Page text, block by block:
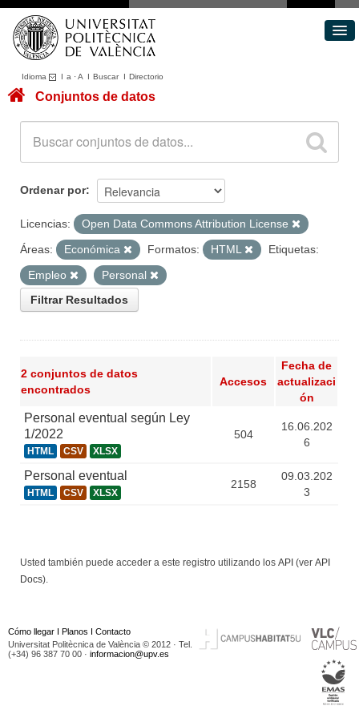
Idioma I a ·A I BuscarI Directorio
Conjuntos de datos
Acerca de
Portal de Transparencia
Conjuntos de datos
Ordenar por
Licencias:
Open Data Commons Attribution License
Áreas:
Económica Formatos: HTML
Etiquetas:
Empleo
Personal
Filtrar Resultados
2 conjuntos de datos
encontrados
Accesos
Fecha de
actualizaci
ón
Personal eventual según Ley
1/2022
HTML CSV XLSX
504
16.06.202
6
Personal eventual
HTML CSV XLSX
2158
09.03.202
3
Usted también puede acceder a este registro utilizando los API (ver API
Docs).
Cómo llegar I Planos I Contacto
Universitat Politècnica de València © 2012 · Tel.
(+34) 96 387 70 00 · informacion@upv.es